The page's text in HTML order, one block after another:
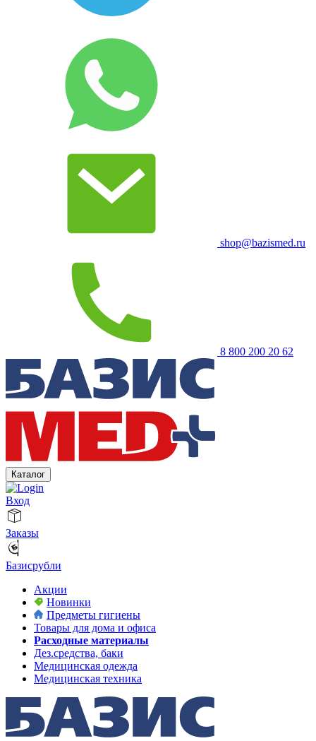
shop@bazismed.ru
8 800 200 20 62
Каталог
Вход
Заказы
Базисрубли
Акции
Новинки
Предметы гигиены
Товары для дома и офиса
Расходные материалы
Дез.средства, баки
Медицинская одежда
Медицинская техника